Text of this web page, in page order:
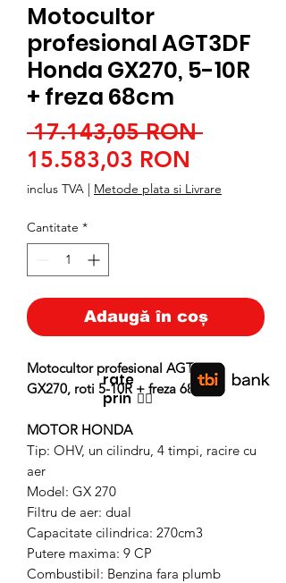
Motocultor
profesional AGT3DF
Honda GX270, 5-10R
+ freza 68cm
17.143,05 RON Preț
15.583,03 RON
redus
inclus TVA | Metode plata si Livrare
Cantitate *
Adaugă în coș
Motocultor profesional AGT3DF Honda
GX270, roti 5-10R + freza 68cm
MOTOR HONDA
Tip: OHV, un cilindru, 4 timpi, racire cu
aer
Model: GX 270
Filtru de aer: dual
Capacitate cilindrica: 270cm3
Putere maxima: 9 CP
Combustibil: Benzina fara plumb
rate
prin 👉🏿